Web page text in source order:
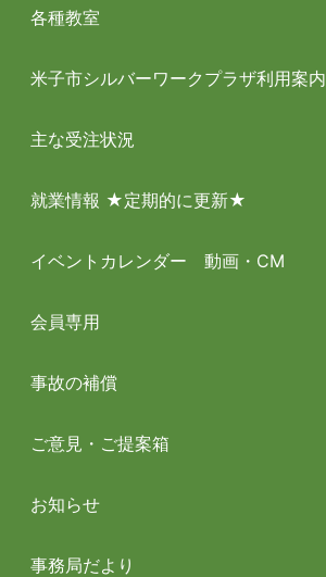
各種教室
米子市シルバーワークプラザ利用案内
主な受注状況
就業情報 ★定期的に更新★
イベントカレンダー 動画・CM
会員専用
事故の補償
ご意見・ご提案箱
お知らせ
事務局だより